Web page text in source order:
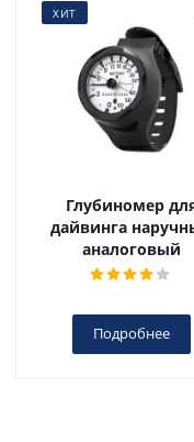
ХИТ
Глубиномер
дайвинга
аналоговый
Подробнее